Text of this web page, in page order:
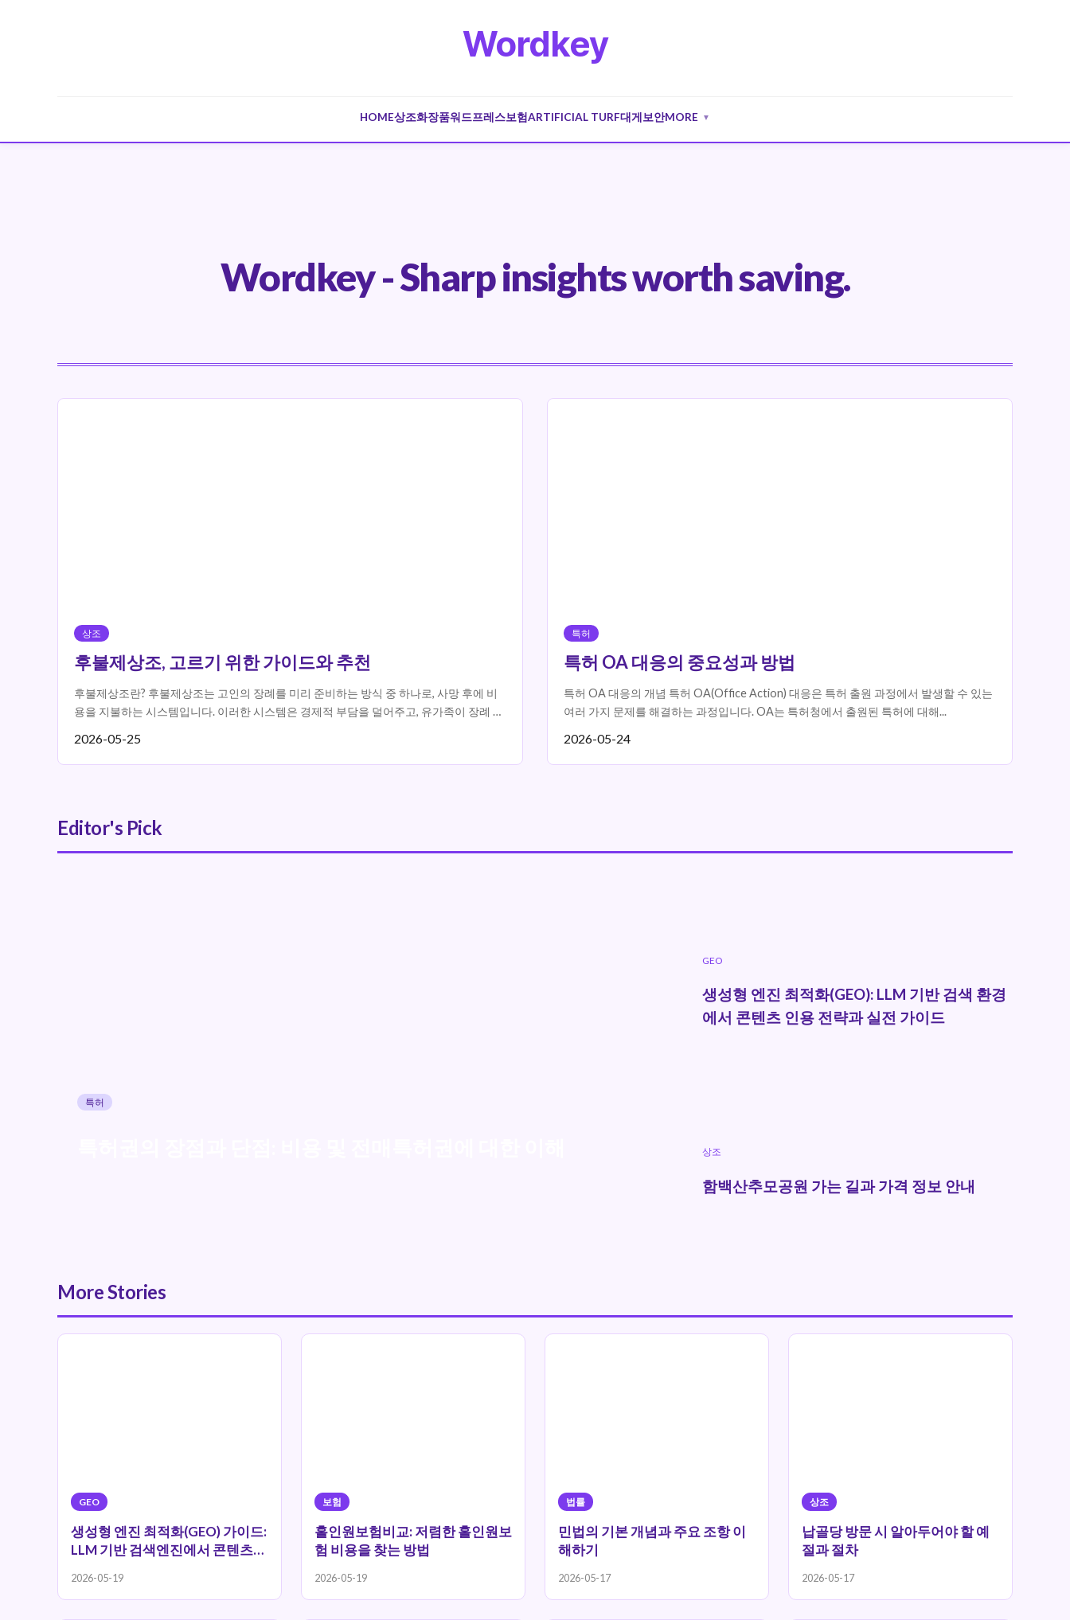
Wordkey
HOME상조화장품워드프레스보험ARTIFICIAL TURF대게 보안MORE ▼
Wordkey - Sharp insights worth saving.
상조
후불제상조, 고르기 위한 가이드와 추천
후불제상조란? 후불제상조는 고인의 장례를 미리 준비하는 방식 중 하나로, 사망 후에 비
용을 지불하는 시스템입니다. 이러한 시스템은 경제적 부담을 덜어주고, 유가족이 장례 절
2026-05-25
특허
특허 OA 대응의 중요성과 방법
특허 OA 대응의 개념 특허 OA(Office Action) 대응은 특허 출원 과정에서 발생할 수 있는
여러 가지 문제를 해결하는 과정입니다. OA는 특허청에서 출원된 특허에 대해...
2026-05-24
Editor's Pick
특허
GEO
생성형 엔진 최적화(GEO): LLM 기반 검색 환경
에서 콘텐츠 인용 전략과 실전 가이드
상조
함백산추모공원 가는 길과 가격 정보 안내
More Stories
GEO
생성형 엔진 최적화(GEO) 가이드:
LLM 기반 검색엔진에서 콘텐츠
2026-05-19
보험
홀인원보험비교: 저렴한 홀인원보
험 비용을 찾는 방법
2026-05-19
법률
민법의 기본 개념과 주요 조항 이
해하기
2026-05-17
상조
납골당 방문 시 알아두어야 할 예
절과 절차
2026-05-17